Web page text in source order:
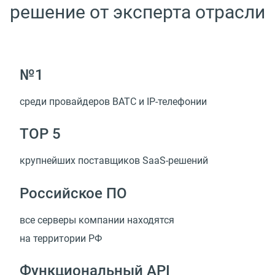
решение от эксперта отрасли
№1
среди провайдеров ВАТС и IP-телефонии
TOP 5
крупнейших поставщиков SaaS-решений
Российское ПО
все серверы компании находятся
на территории РФ
Функциональный API